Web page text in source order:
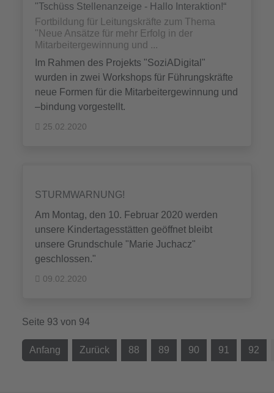
"Tschüss Stellenanzeige - Hallo Interaktion!“
Fortbildung für Leitungskräfte zum Thema
"Neue Ansätze für mehr Erfolg in der
Mitarbeitergewinnung und ...
Im Rahmen des Projekts "SoziADigital"
wurden in zwei Workshops für Führungskräfte
neue Formen für die Mitarbeitergewinnung und
–bindung vorgestellt.
25.02.2020
STURMWARNUNG!
Am Montag, den 10. Februar 2020 werden
unsere Kindertagesstätten geöffnet bleibt
unsere Grundschule "Marie Juchacz"
geschlossen."
09.02.2020
Seite 93 von 94
Anfang Zurück 88 89 90 91 92